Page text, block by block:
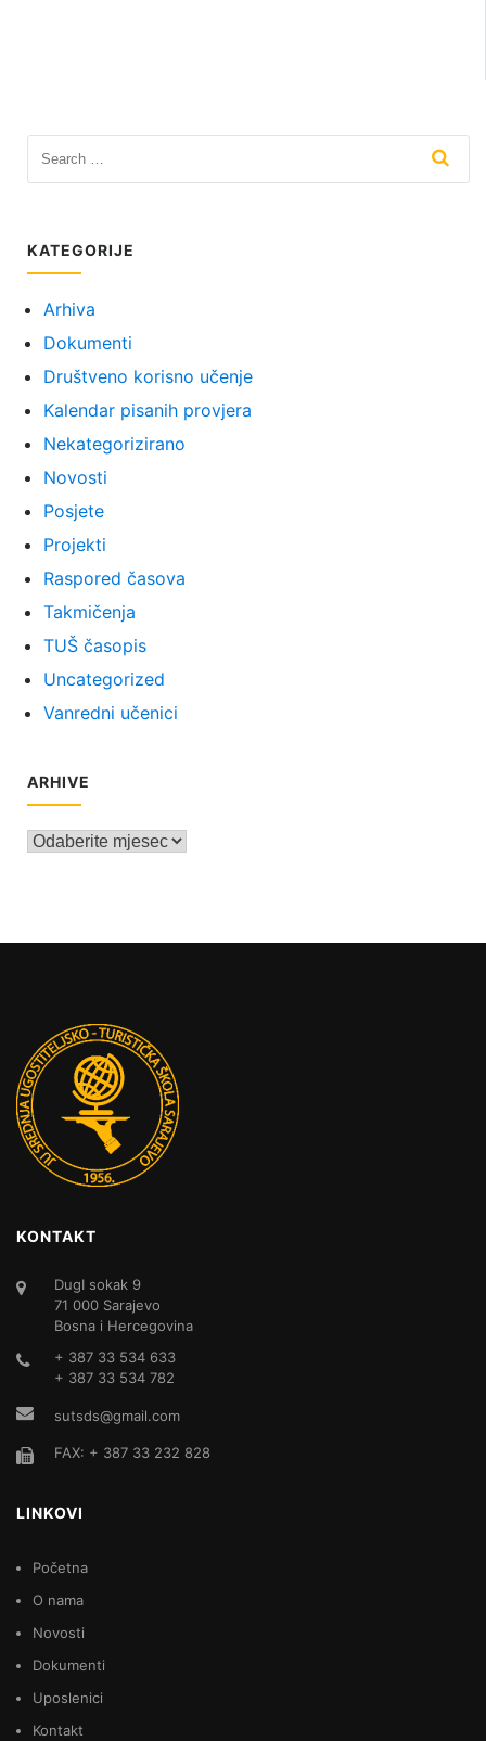
KATEGORIJE
Arhiva
Dokumenti
Društveno korisno učenje
Kalendar pisanih provjera
Nekategorizirano
Novosti
Posjete
Projekti
Raspored časova
Takmičenja
TUŠ časopis
Uncategorized
Vanredni učenici
ARHIVE
Arhive
KONTAKT
DugI sokak 9
71 000 Sarajevo
Bosna i Hercegovina
+ 387 33 534 633
+ 387 33 534 782
sutsds@gmail.com
FAX: + 387 33 232 828
LINKOVI
Početna
O nama
Novosti
Dokumenti
Uposlenici
Kontakt